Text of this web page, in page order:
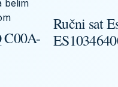
C00A-
Ručni sat